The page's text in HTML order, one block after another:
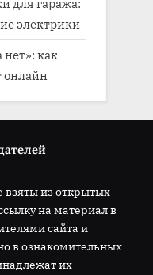
электрики
нет»: как
онлайн
взяты из открытых
на материал в
сайта и
в ознакомительных
их